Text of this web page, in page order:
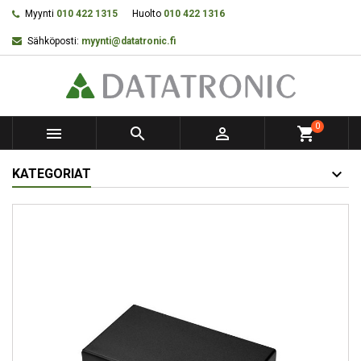
Myynti 010 422 1315 Huolto 010 422 1316
Sähköposti: myynti@datatronic.fi
   shopping_cart0
KATEGORIAT